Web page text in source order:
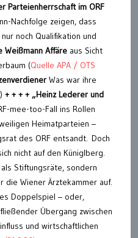
Parteienherrschaft im ORF
Nachfolge zeigen, dass
noch Qualifikation und
Weißmann Affäre aus Sicht
(Quelle APA / OTS
Was war ihre
) + + + + „Heinz Lederer und
mee-too-Fall ins Rollen
Heimatparteien –
des ORF entsandt. Doch
nicht auf den Küniglberg.
Stiftungsräte, sondern
die Wiener Ärztekammer auf.
Doppelspiel – oder,
Übergang zwischen
und wirtschaftlichen